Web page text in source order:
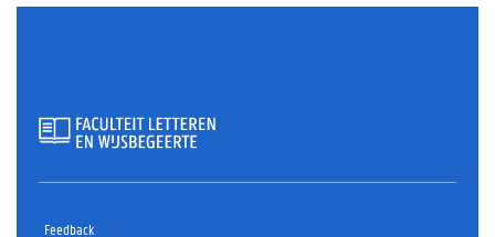
Feedback